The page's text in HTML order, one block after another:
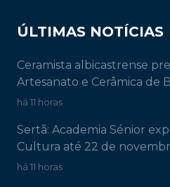
ÚLTIMAS NOTÍCIAS
Ceramista albicastrense
Artesanato e Cerâmica de
há 11 horas
Sertã: Academia Sénior
Cultura até 22 de
há 11 horas